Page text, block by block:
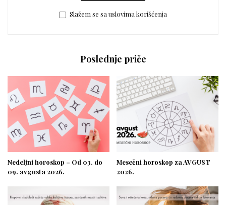
Slažem se sa uslovima korišćenja
Poslednje priče
Nedeljni horoskop – Od 03. do
09. avgusta 2026.
Mesečni horoskop za AVGUST
2026.